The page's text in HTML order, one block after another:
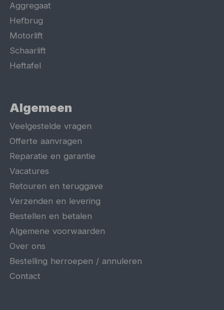
Aggregaat
Hefbrug
Motorlift
Schaarlift
Heftafel
Algemeen
Veelgestelde vragen
Offerte aanvragen
Reparatie en garantie
Vacatures
Retouren en teruggave
Verzenden en levering
Bestellen en betalen
Algemene voorwaarden
Over ons
Bestelling herroepen / annuleren
Contact